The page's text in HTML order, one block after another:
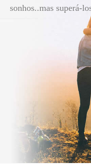
sonhos..mas superá-